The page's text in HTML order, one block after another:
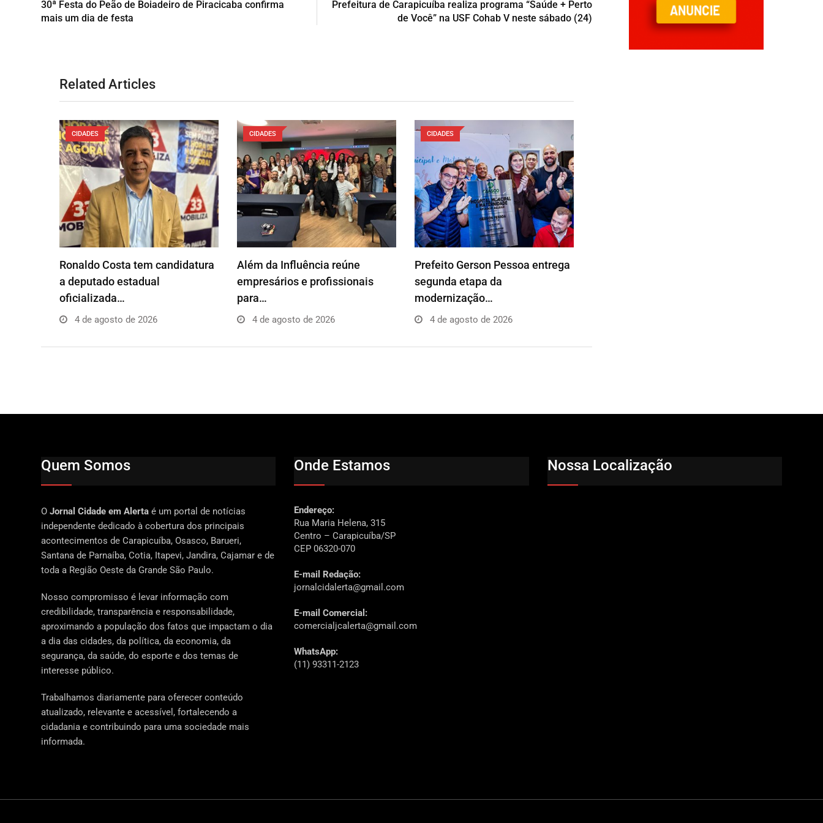
30ª Festa do Peão de Boiadeiro de Piracicaba confirma
mais um dia de festa
Prefeitura de Carapicuíba realiza programa “Saúde + Perto
de Você” na USF Cohab V neste sábado (24)
Related Articles
CIDADES
Ronaldo Costa tem candidatura
a deputado estadual
oficializada…
4 de agosto de 2026
CIDADES
Além da Influência reúne
empresários e profissionais
para…
4 de agosto de 2026
CIDADES
Prefeito Gerson Pessoa entrega
segunda etapa da
modernização…
4 de agosto de 2026
Quem Somos
O Jornal Cidade em Alerta é um portal de notícias
independente dedicado à cobertura dos principais
acontecimentos de Carapicuíba, Osasco, Barueri,
Santana de Parnaíba, Cotia, Itapevi, Jandira, Cajamar e de
toda a Região Oeste da Grande São Paulo.
Nosso compromisso é levar informação com
credibilidade, transparência e responsabilidade,
aproximando a população dos fatos que impactam o dia
a dia das cidades, da política, da economia, da
segurança, da saúde, do esporte e dos temas de
interesse público.
Trabalhamos diariamente para oferecer conteúdo
atualizado, relevante e acessível, fortalecendo a
cidadania e contribuindo para uma sociedade mais
informada.
Onde Estamos
Endereço:
Rua Maria Helena, 315
Centro – Carapicuíba/SP
CEP 06320-070
E-mail Redação:
jornalcidalerta@gmail.com
E-mail Comercial:
comercialjcalerta@gmail.com
WhatsApp:
(11) 93311-2123
Nossa Localização